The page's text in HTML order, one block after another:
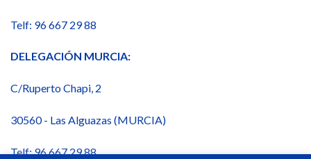
Telf: 96 667 29 88
DELEGACIÓN MURCIA:
C/Ruperto Chapi, 2
30560 - Las Alguazas (MURCIA)
Telf: 96 667 29 88